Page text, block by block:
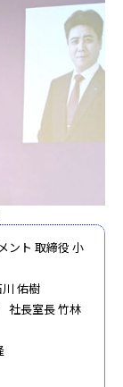
ント 取締役 小
佑樹
室長 竹林